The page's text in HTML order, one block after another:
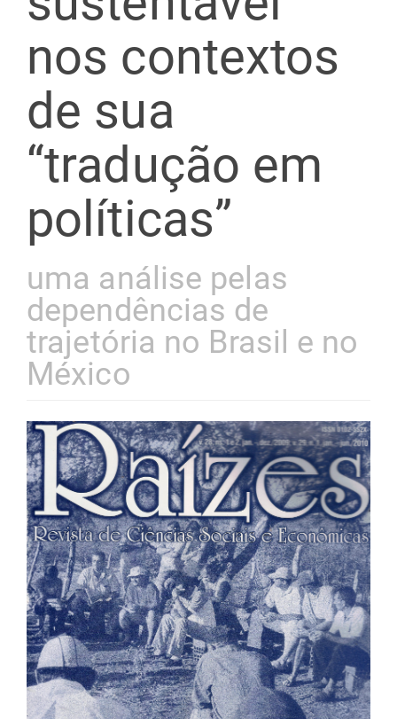
nos contextos
de sua
“tradução em
políticas”
uma análise pelas
dependências de
trajetória no Brasil e no
México
Barra
lateral
de
artigos